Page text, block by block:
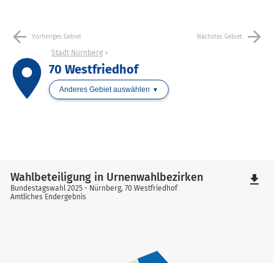
arrow_back Vorheriges Gebiet Nächstes Gebiet arrow_forward
place
Stadt Nürnberg
70 Westfriedhof
Anderes Gebiet auswählen
Wahlbeteiligung in Urnenwahlbezirken
Bundestagswahl 2025 - Nürnberg, 70 Westfriedhof
Amtliches Endergebnis
file_download